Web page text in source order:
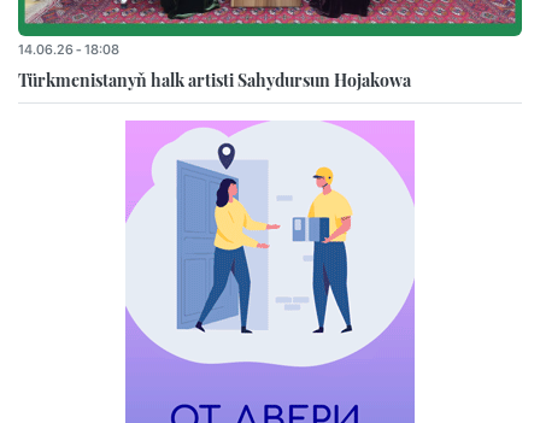
14.06.26 - 18:08
Türkmenistanyň halk artisti Sahydursun Hojakowa